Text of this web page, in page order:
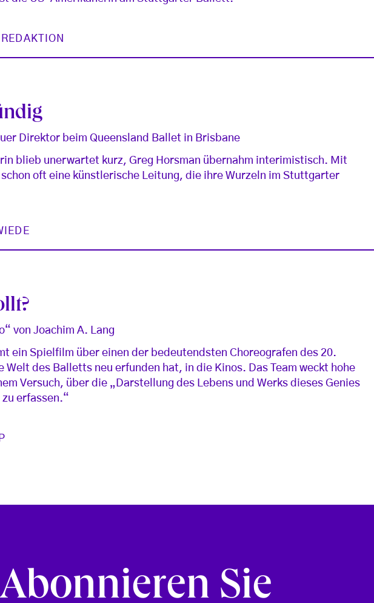
Direktor beim Queensland Ballet in Brisbane
blieb unerwartet kurz, Greg Horsman übernahm interimistisch. Mit
oft eine künstlerische Leitung, die ihre Wurzeln im Stuttgarter
von Joachim A. Lang
ein Spielfilm über einen der bedeutendsten Choreografen des 20.
Welt des Balletts neu erfunden hat, in die Kinos. Das Team weckt hohe
Versuch, über die „Darstellung des Lebens und Werks dieses Genies
zu erfassen.“
Abonnieren Sie